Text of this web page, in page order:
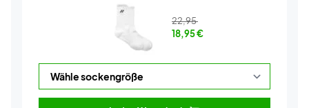
22,95
18,95€